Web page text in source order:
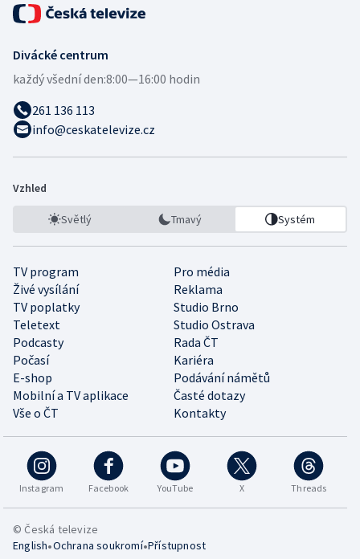
Divácké centrum
každý všední den:8:00—16:00 hodin
261 136 113
info@ceskatelevize.cz
Vzhled
Světlý Tmavý Systém
TV program
Pro média
Živé vysílání
Reklama
TV poplatky
Studio Brno
Teletext
Studio Ostrava
Podcasty
Rada ČT
Počasí
Kariéra
E-shop
Podávání námětů
Mobilní a TV aplikace
Časté dotazy
Vše o ČT
Kontakty
Instagram Facebook YouTube X Threads
© Česká televize
English•Ochrana soukromí•Přístupnost